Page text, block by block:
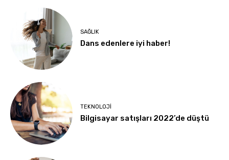
SAĞLIK
Dans edenlere iyi haber!
TEKNOLOJI
Bilgisayar satışları 2022’de düştü